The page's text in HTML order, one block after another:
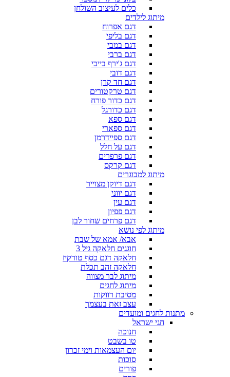
כלים לעיצוב השולחן
מיתוג לילדים
דגם אפרוח
דגם בליפי
דגם במבי
דגם ברבי
דגם ג'ירף בייבי
דגם דובי
דגם חד קרן
דגם טרקטורים
דגם כדור פורח
דגם כדורגל
דגם ספא
דגם ספארי
דגם ספיידרמן
דגם על חלל
דגם פרפרים
דגם קרקס
מיתוג למבוגרים
דגם דיוקן מצוייר
דגם יווני
דגם עין
דגם פפיון
דגם פרחים שחור לבן
מיתוג לפי נושא
אבא/ אמא של שבת
חוגגים חלאקה גיל 3
חלאקה דגם כסף טורקיז
חלאקה זהב תכלת
מיתוג לבר מצווה
מיתוג לחגים
מסיבת רווקות
עצב זאת בעצמך
מתנות לחגים ומועדים
חגי ישראל
חנוכה
טו בשבט
יום העצמאות וימי זכרון
סוכות
פורים